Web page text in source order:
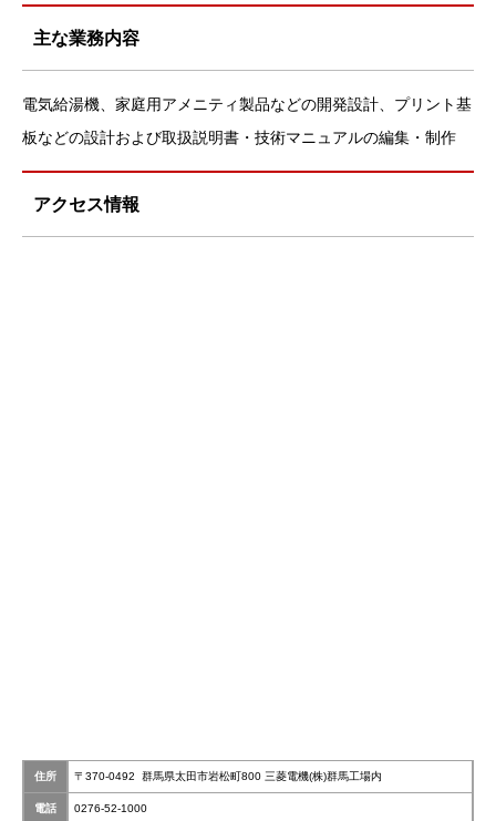
主な業務内容
電気給湯機、家庭用アメニティ製品などの開発設計、プリント基
板などの設計および取扱説明書・技術マニュアルの編集・制作
アクセス情報
住所 〒370-0492 群馬県太田市岩松町800 三菱電機(株)群馬工場内
電話 0276-52-1000